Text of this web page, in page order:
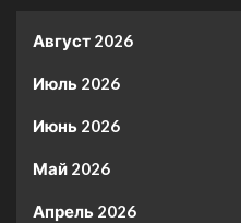
Август 2026
Июль 2026
Июнь 2026
Май 2026
Апрель 2026